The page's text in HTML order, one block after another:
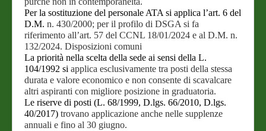
Per la sostituzione del personale ATA si applica l’art. 6 del
D.M. n. 430/2000; per il profilo di DSGA si fa
riferimento all’art. 57 del CCNL 18/01/2024 e al D.M. n.
132/2024. Disposizioni comuni
La priorità nella scelta della sede ai sensi della L.
104/1992 si applica esclusivamente tra posti della stessa
durata e valore economico e non consente di scavalcare
altri aspiranti con migliore posizione in graduatoria.
Le riserve di posti (L. 68/1999, D.lgs. 66/2010, D.lgs.
40/2017) trovano applicazione anche nelle supplenze
annuali e fino al 30 giugno.